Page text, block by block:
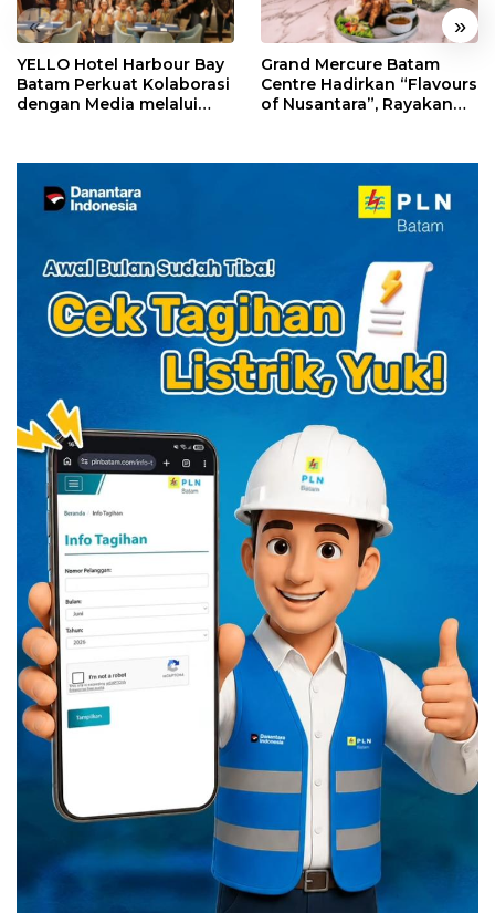
« »
YELLO Hotel Harbour Bay
Batam Perkuat Kolaborasi
dengan Media melalui
Grand Mercure Batam
Centre Hadirkan “Flavours
of Nusantara”, Rayakan